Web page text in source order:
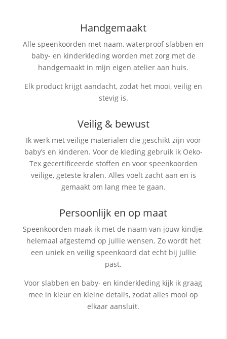
Handgemaakt
Alle speenkoorden met naam, waterproof slabbenen
baby- en kinderkleding worden met zorg met de
handgemaakt in mijn eigen atelier aan huis.
Elk product krijgt aandacht, zodat het mooi, veilig en
stevig is.
Veilig & bewust
Ik werk met veilige materialen die geschikt zijn voor
baby’s en kinderen. Voor de kleding gebruik ik Oeko-
Tex gecertificeerde stoffen en voor speenkoorden
veilige, geteste kralen. Alles voelt zacht aan en is
gemaakt om lang mee te gaan.
Persoonlijk en op maat
Speenkoorden maak ik met de naam van jouw kindje,
helemaal afgestemd op jullie wensen. Zo wordt het
een uniek en veilig speenkoord dat echt bij jullie
past.
Voor slabben en baby- en kinderkleding kijk ik graag
mee in kleur en kleine details, zodat alles mooi op
elkaar aansluit.